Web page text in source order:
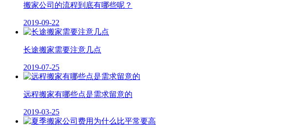
搬家公司的流程到底有哪些呢？
2019-09-22
长途搬家需要注意几点
2019-07-25
远程搬家有哪些点是需求留意的
2019-03-25